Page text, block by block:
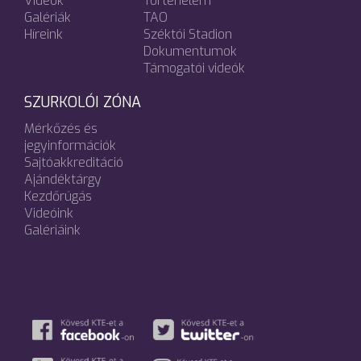
Galériák
Híreink
TAO
Széktói Stadion
Dokumentumok
Támogatói videók
SZURKOLÓI ZÓNA
Mérkőzés és
jegyinformációk
Sajtóakkreditáció
Ajándéktárgy
Kezdőrúgás
Videóink
Galériáink